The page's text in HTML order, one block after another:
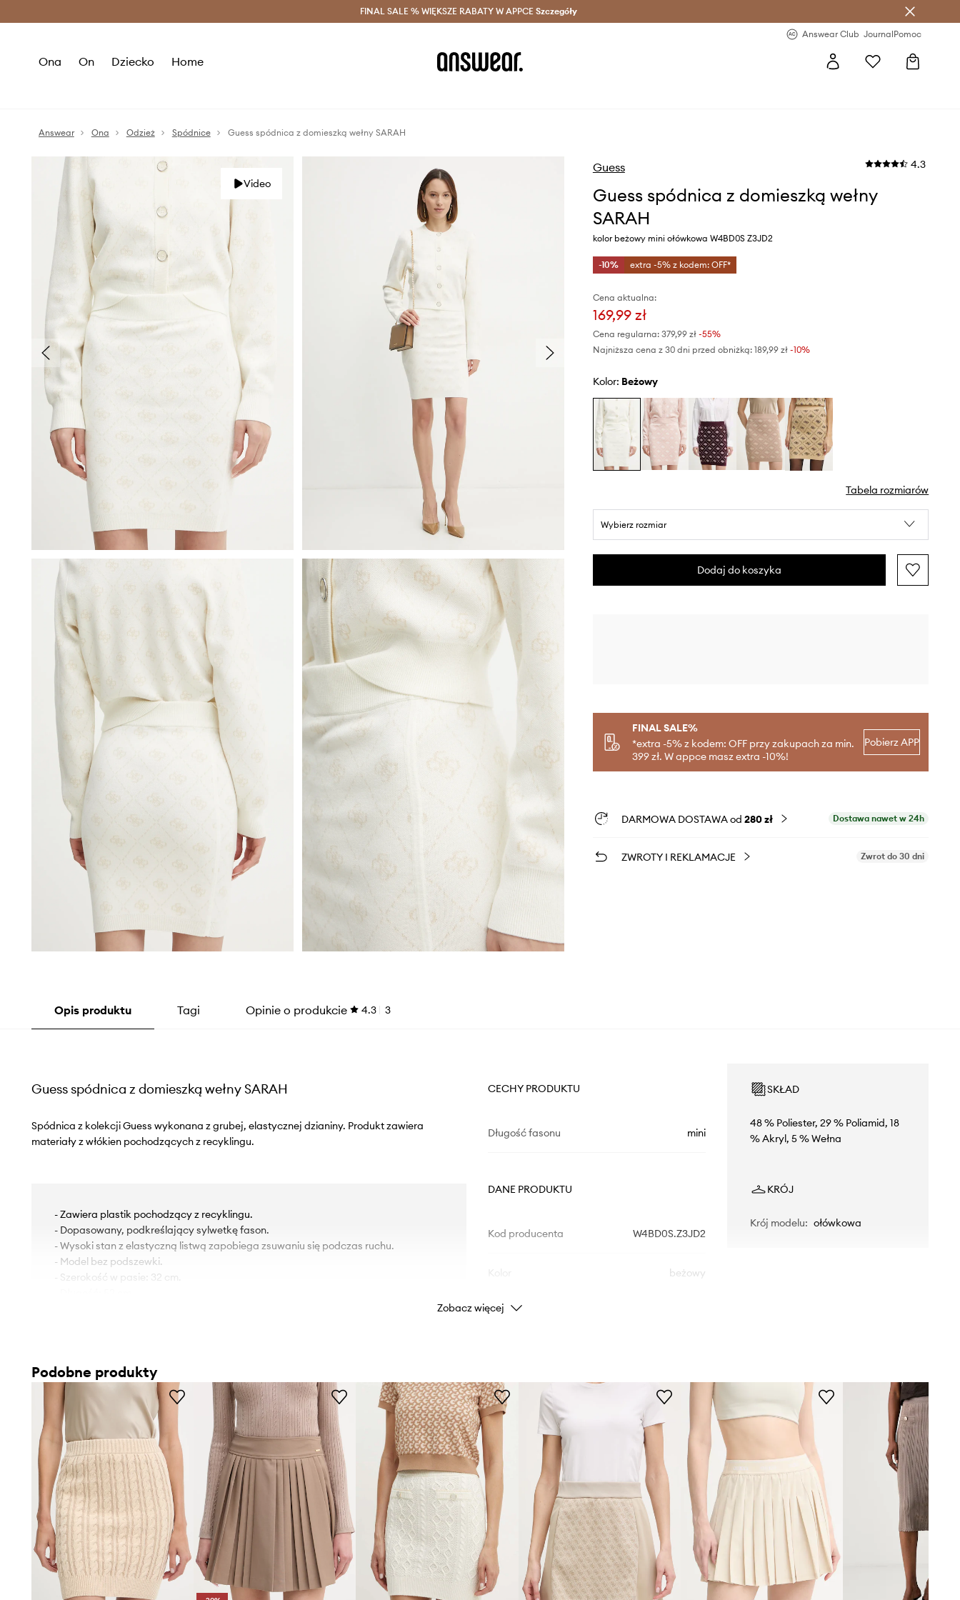
Oszczędzaj z Answear Club > Dostawa nawet w 24h >
FINAL SALE % WIĘKSZE RABATY W APPCE Szczegóły
Answear Club JournalPomoc
Ona On Dziecko Home
Answear Ona Odzież Spódnice Guess spódnica z domieszką wełny SARAH
Video
Guess 4.3
Guess spódnica z domieszką wełny
SARAH
kolor beżowy mini ołówkowa W4BD0S Z3JD2
-10% extra -5% z kodem: OFF*
Cena aktualna:
169,99 zł
Cena regularna: 379,99 zł-55%
Najniższa cena z 30 dni przed obniżką: 189,99 zł -10%
Kolor: beżowy
Tabela rozmiarów
Wybierz rozmiar
Dodaj do koszyka
FINAL SALE%
*extra -5% z kodem: OFF przy zakupach za min.
399 zł. W appce masz extra -10%!
Pobierz APP
DARMOWA DOSTAWA od 280 zł Dostawa nawet w 24h
ZWROTY I REKLAMACJE Zwrot do 30 dni
Opis produktu Tagi Opinie o produkcie 4.3 3
Guess spódnica z domieszką wełny SARAH
Spódnica z kolekcji Guess wykonana z grubej, elastycznej dzianiny. Produkt zawiera
materiały z włókien pochodzących z recyklingu.
- Zawiera plastik pochodzący z recyklingu.
- Dopasowany, podkreślający sylwetkę fason.
- Wysoki stan z elastyczną listwą zapobiega zsuwaniu się podczas ruchu.
- Model bez podszewki.
- Szerokość w pasie: 32 cm.
CECHY PRODUKTU
Długość fasonu mini
DANE PRODUKTU
Kod producenta W4BD0S.Z3JD2
beżowy
Marka
ID Produktu
SKŁAD
48 % Poliester, 29 % Poliamid, 18
% Akryl, 5 % Wełna
KRÓJ
Krój modelu: ołówkowa
Zobacz więcej
Podobne produkty